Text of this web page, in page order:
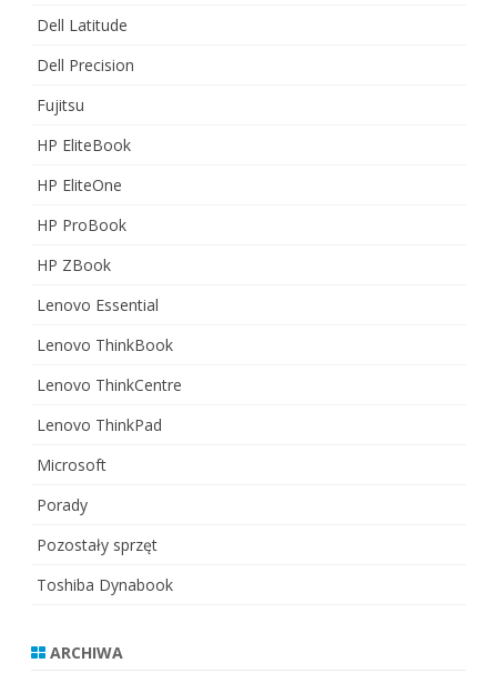
Dell Latitude
Dell Precision
Fujitsu
HP EliteBook
HP EliteOne
HP ProBook
HP ZBook
Lenovo Essential
Lenovo ThinkBook
Lenovo ThinkCentre
Lenovo ThinkPad
Microsoft
Porady
Pozostały sprzęt
Toshiba Dynabook
ARCHIWA